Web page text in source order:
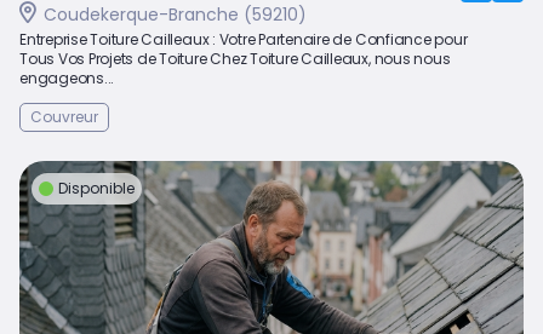
Coudekerque-Branche (59210)
Entreprise Toiture Cailleaux : Votre Partenaire de Confiance pour
Tous Vos Projets de Toiture Chez Toiture Cailleaux, nous nous
engageons...
Couvreur
Disponible